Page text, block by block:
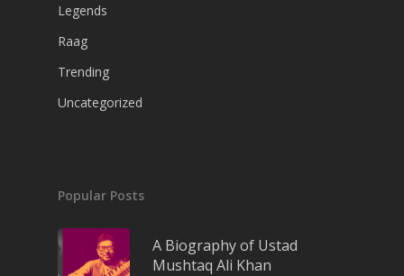
Legends
Raag
Trending
Uncategorized
Popular Posts
A Biography of Ustad
Mushtaq Ali Khan